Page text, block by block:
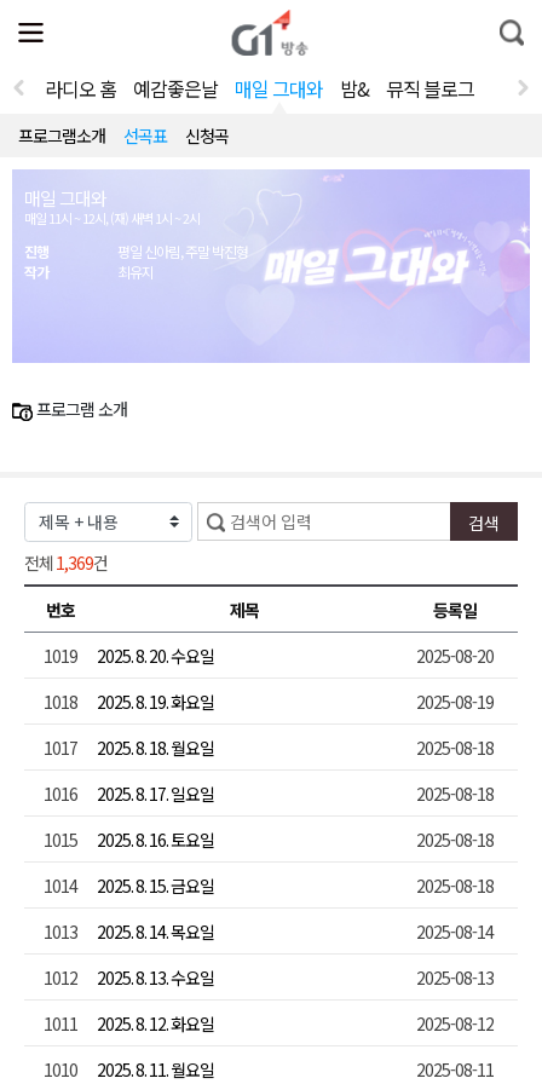
전
체
뉴
열
통
합
라디오 홈 예감좋은날 매일 그대와 밤& 뮤직 블로그
프로그램소개 선곡표 신청곡
매일 그대와
매일 11시 ~ 12시, (재) 새벽 1시 ~ 2시
진행
평일 신아림, 주말 박진형
작가
최유지
프로그램 소개
전체 1,369건
번호
제목
등록일
1019
2025. 8. 20. 수요일
2025-08-20
1018
2025. 8. 19. 화요일
2025-08-19
1017
2025. 8. 18. 월요일
2025-08-18
1016
2025. 8. 17. 일요일
2025-08-18
1015
2025. 8. 16. 토요일
2025-08-18
1014
2025. 8. 15. 금요일
2025-08-18
1013
2025. 8. 14. 목요일
2025-08-14
1012
2025. 8. 13. 수요일
2025-08-13
1011
2025. 8. 12. 화요일
2025-08-12
1010
2025. 8. 11. 월요일 2025-08-11